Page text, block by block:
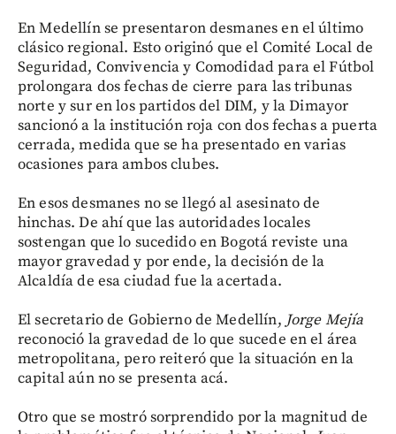
En Medellín se presentaron desmanes en el último
clásico regional. Esto originó que el Comité Local de
Seguridad, Convivencia y Comodidad para el Fútbol
prolongara dos fechas de cierre para las tribunas
norte y sur en los partidos del DIM, y la Dimayor
sancionó a la institución roja con dos fechas a puerta
cerrada, medida que se ha presentado en varias
ocasiones para ambos clubes.
En esos desmanes no se llegó al asesinato de
hinchas. De ahí que las autoridades locales
sostengan que lo sucedido en Bogotá reviste una
mayor gravedad y por ende, la decisión de la
Alcaldía de esa ciudad fue la acertada.
El secretario de Gobierno de Medellín, Jorge Mejía
reconoció la gravedad de lo que sucede en el área
metropolitana, pero reiteró que la situación en la
capital aún no se presenta acá.
Otro que se mostró sorprendido por la magnitud de